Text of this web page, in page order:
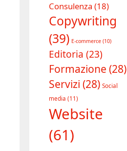
Consulenza (18)
Copywriting
(39) E-commerce (10)
Editoria (23)
Formazione (28)
Servizi (28) Social
media (11)
Website
(61)